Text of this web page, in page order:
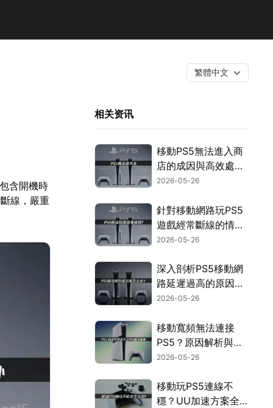
繁體中文
含開機時
線，嚴重
相关资讯
移動PS5無法進入商
店的成因與高效處理
方式！
2026-05-26
針對移動網路玩PS5
遊戲經常斷線的情
況，提供網路優化方
薦！
2026-05-26
深入剖析PS5移動網
路延遲過高的原因與
優化方案！
2026-05-26
移動寬頻無法連接
PS5？原因解析與高
效優化指南！
2026-05-26
移動玩PS5連線不
穩？UU加速方案全